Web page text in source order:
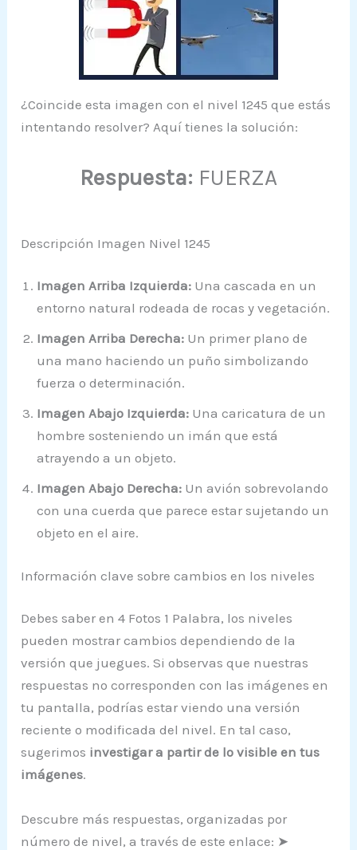
¿Coincide esta imagen con el nivel 1245 que estás
intentando resolver? Aquí tienes la solución:
Respuesta: FUERZA
Descripción Imagen Nivel 1245
Imagen Arriba Izquierda: Una cascada en un
entorno natural rodeada de rocas y vegetación.
Imagen Arriba Derecha: Un primer plano de
una mano haciendo un puño simbolizando
fuerza o determinación.
Imagen Abajo Izquierda: Una caricatura de un
hombre sosteniendo un imán que está
atrayendo a un objeto.
Imagen Abajo Derecha: Un avión sobrevolando
con una cuerda que parece estar sujetando un
objeto en el aire.
Información clave sobre cambios en los niveles
Debes saber en 4 Fotos 1 Palabra, los niveles
pueden mostrar cambios dependiendo de la
versión que juegues. Si observas que nuestras
respuestas no corresponden con las imágenes en
tu pantalla, podrías estar viendo una versión
reciente o modificada del nivel. En tal caso,
sugerimos investigar a partir de lo visible en tus
imágenes.
Descubre más respuestas, organizadas por
número de nivel, a través de este enlace: ➤